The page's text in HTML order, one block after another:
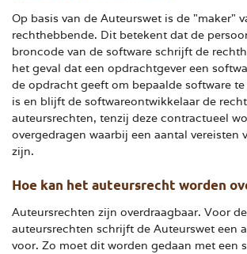
Op basis van de Auteurswet is de "maker"
rechthebbende. Dit betekent dat de
broncode van de software schrijft de
het geval dat een opdrachtgever een
de opdracht geeft om bepaalde software
is en blijft de softwareontwikkelaar de
auteursrechten, tenzij deze contractueel
overgedragen waarbij een aantal vereisten
zijn.
Hoe kan het auteursrecht worden
Auteursrechten zijn overdraagbaar. Voor
auteursrechten schrijft de Auteurswet een
voor. Zo moet dit worden gedaan met een